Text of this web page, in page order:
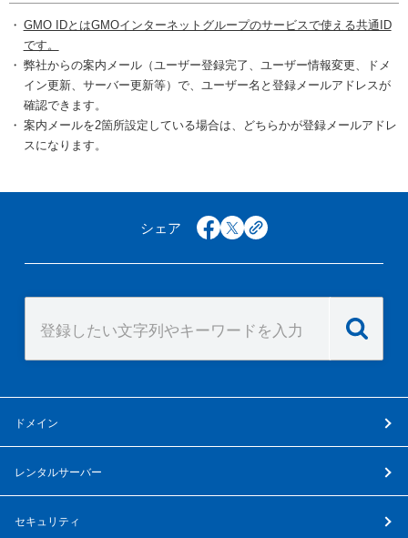
GMO IDとはGMOインターネットグループのサービスで使える共通ID
です。
弊社からの案内メール（ユーザー登録完了、ユーザー情報変更、ドメ
イン更新、サーバー更新等）で、ユーザー名と登録メールアドレスが
確認できます。
案内メールを2箇所設定している場合は、どちらかが登録メールアドレ
スになります。
シェア facebook
x copy
ドメイン
レンタルサーバー
セキュリティ